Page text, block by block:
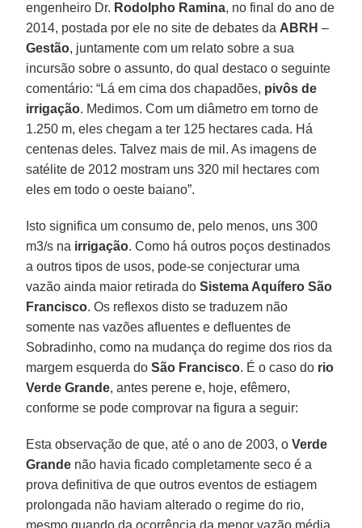
engenheiro Dr. Rodolpho Ramina, no final do ano de
2014, postada por ele no site de debates da ABRH –
Gestão, juntamente com um relato sobre a sua
incursão sobre o assunto, do qual destaco o seguinte
comentário: “Lá em cima dos chapadões, pivôs de
irrigação. Medimos. Com um diâmetro em torno de
1.250 m, eles chegam a ter 125 hectares cada. Há
centenas deles. Talvez mais de mil. As imagens de
satélite de 2012 mostram uns 320 mil hectares com
eles em todo o oeste baiano”.
Isto significa um consumo de, pelo menos, uns 300
m3/s na irrigação. Como há outros poços destinados
a outros tipos de usos, pode-se conjecturar uma
vazão ainda maior retirada doSistema Aquífero São
Francisco. Os reflexos disto se traduzem não
somente nas vazões afluentes e defluentes de
Sobradinho, como na mudança do regime dos rios da
margem esquerda doSão Francisco. É o caso do rio
Verde Grande, antes perene e, hoje, efêmero,
conforme se pode comprovar na figura a seguir:
Esta observação de que, até o ano de 2003, oVerde
Grande não havia ficado completamente seco é a
prova definitiva de que outros eventos de estiagem
prolongada não haviam alterado o regime do rio,